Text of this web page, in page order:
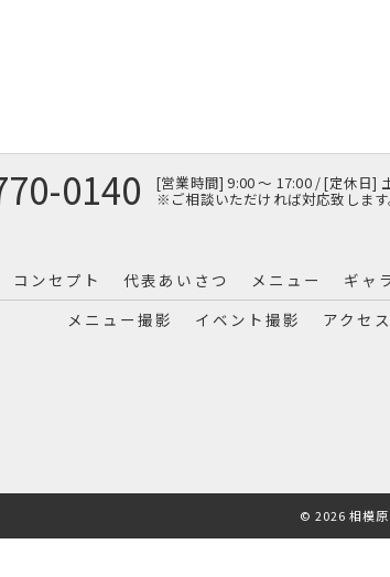
0140 [営業時間] 9:00 〜 17:00 / [定休日]
※ご相談いただければ対応致します
コンセプト 代表あいさつ メニュー ギャ
メニュー撮影
イベント撮影 アクセス
© 2026 相模原